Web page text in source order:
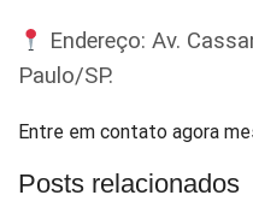
Endereço: Av.
Paulo/SP.
Entre em contato agora
Posts relacionados